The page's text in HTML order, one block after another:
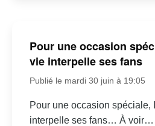
Pour une occasion
vie interpelle ses fans
Publié le mardi 30 juin à 19:05
Pour une occasion spéciale,
interpelle ses fans… À voir…